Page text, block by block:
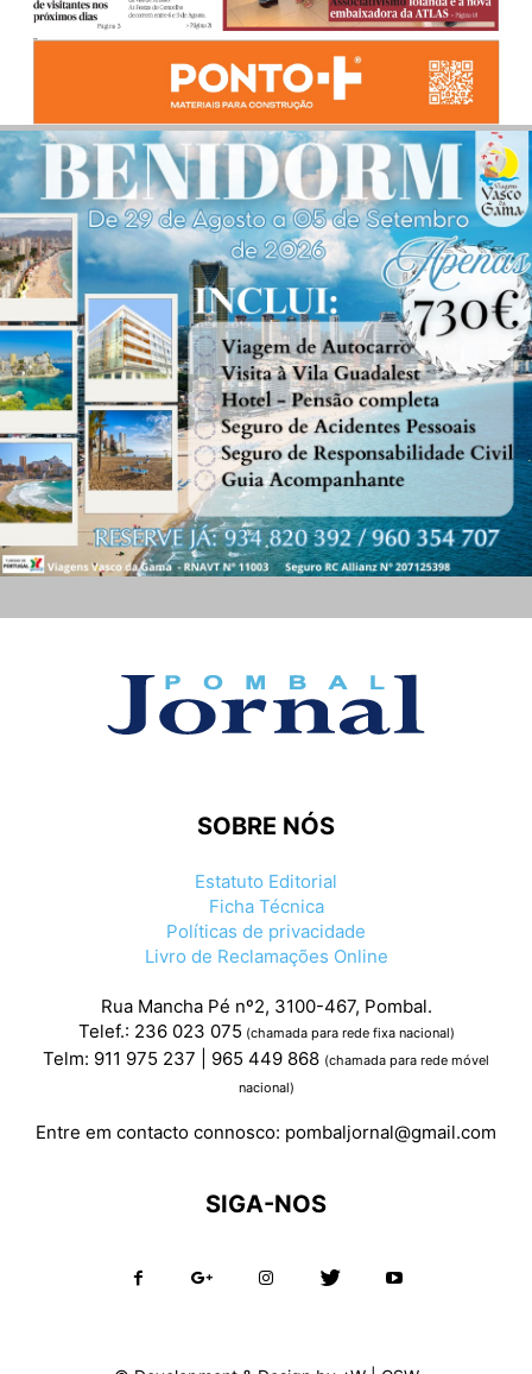
SOBRE NÓS
Estatuto Editorial
Ficha Técnica
Políticas de privacidade
Livro de Reclamações Online
Rua Mancha Pé nº2, 3100-467, Pombal.
Telef.: 236 023 075 (chamada para rede fixa nacional)
Telm: 911 975 237 | 965 449 868 (chamada para rede móvel
nacional)
Entre em contacto connosco: pombaljornal@gmail.com
SIGA-NOS